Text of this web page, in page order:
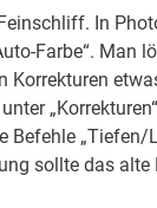
In
Farbe“. Man
„Tiefen/
sollte das